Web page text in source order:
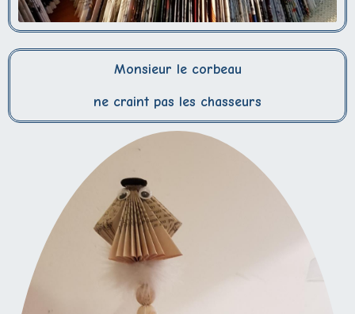
Monsieur le corbeau
ne craint pas les chasseurs